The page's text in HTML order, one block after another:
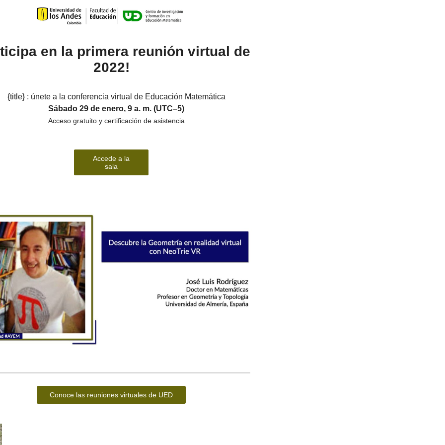
en la primera reunión virtual de
2022!
{title} : únete a la conferencia virtual de Educación Matemática
Sábado 29 de enero, 9 a. m. (UTC–5)
Acceso gratuito y certificación de asistencia
Accede a la
sala
Conoce las reuniones virtuales de UED